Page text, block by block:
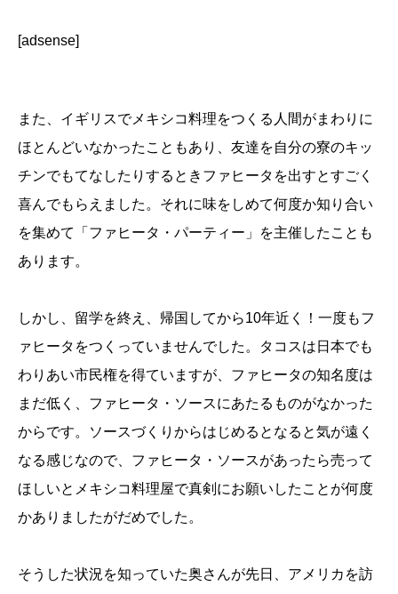
[adsense]
また、イギリスでメキシコ料理をつくる人間がまわりに
ほとんどいなかったこともあり、友達を自分の寮のキッ
チンでもてなしたりするときファヒータを出すとすごく
喜んでもらえました。それに味をしめて何度か知り合い
を集めて「ファヒータ・パーティー」を主催したことも
あります。
しかし、留学を終え、帰国してから10年近く！一度もフ
ァヒータをつくっていませんでした。タコスは日本でも
わりあい市民権を得ていますが、ファヒータの知名度は
まだ低く、ファヒータ・ソースにあたるものがなかった
からです。ソースづくりからはじめるとなると気が遠く
なる感じなので、ファヒータ・ソースがあったら売って
ほしいとメキシコ料理屋で真剣にお願いしたことが何度
かありましたがだめでした。
そうした状況を知っていた奥さんが先日、アメリカを訪